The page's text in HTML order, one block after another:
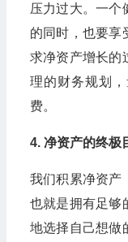
压力过大。一个
的同时，也要享
求净资产增长的
理的财务规划
费。
4. 净资产的终极
我们积累净资产
也就是拥有足够
地选择自己想做